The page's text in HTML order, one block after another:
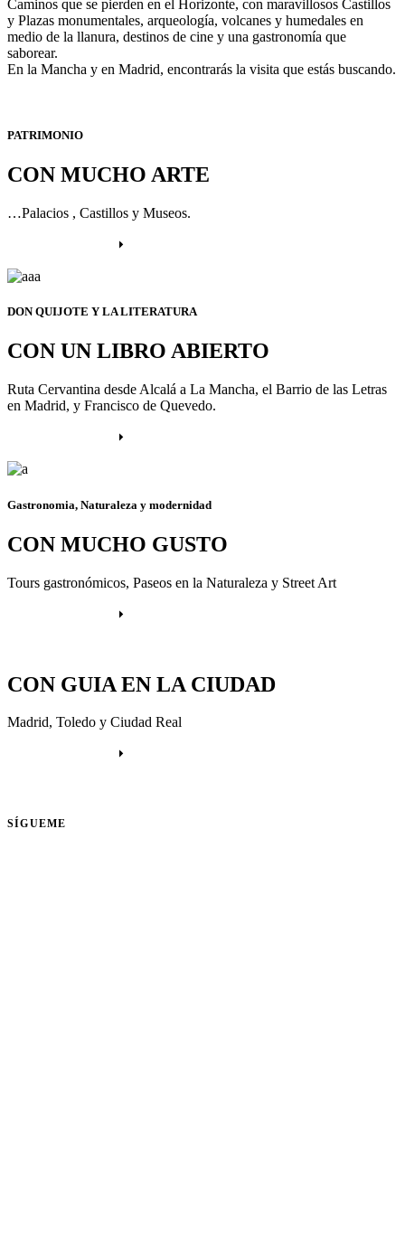
Caminos que se pierden en el Horizonte, con maravillosos Castillos
y Plazas monumentales, arqueología, volcanes y humedales en
medio de la llanura, destinos de cine y una gastronomía que
saborear.
En la Mancha y en Madrid, encontrarás la visita que estás buscando.
PATRIMONIO
CON MUCHO ARTE
…Palacios , Castillos y Museos.
DON QUIJOTE Y LA LITERATURA
CON UN LIBRO ABIERTO
Ruta Cervantina desde Alcalá a La Mancha, el Barrio de las Letras
en Madrid, y Francisco de Quevedo.
Gastronomia, Naturaleza y modernidad
CON MUCHO GUSTO
Tours gastronómicos, Paseos en la Naturaleza y Street Art
CON GUIA EN LA CIUDAD
Madrid, Toledo y Ciudad Real
SÍGUEME